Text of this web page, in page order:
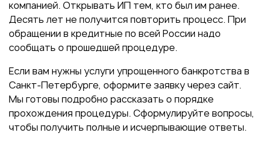
компанией. Открывать ИП тем, кто был им ранее.
Десять лет не получится повторить процесс. При
обращении в кредитные по всей России надо
сообщать о прошедшей процедуре.
Если вам нужны услуги упрощенного банкротства в
Санкт-Петербурге, оформите заявку через сайт.
Мы готовы подробно рассказать о порядке
прохождения процедуры. Сформулируйте вопросы,
чтобы получить полные и исчерпывающие ответы.